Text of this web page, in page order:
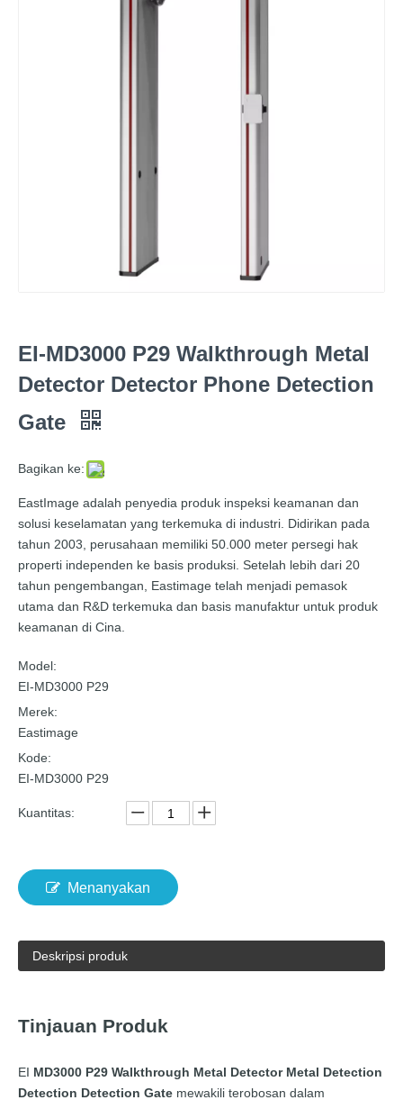
EI-MD3000 P29 Walkthrough Metal
Detector Detector Phone Detection
Gate
Bagikan ke:
EastImage adalah penyedia produk inspeksi keamanan dan
solusi keselamatan yang terkemuka di industri. Didirikan pada
tahun 2003, perusahaan memiliki 50.000 meter persegi hak
properti independen ke basis produksi. Setelah lebih dari 20
tahun pengembangan, Eastimage telah menjadi pemasok
utama dan R&D terkemuka dan basis manufaktur untuk produk
keamanan di Cina.
Model:
EI-MD3000 P29
Merek:
Eastimage
Kode:
EI-MD3000 P29
Kuantitas:
Menanyakan
Deskripsi produk
Tinjauan Produk
EI MD3000 P29 Walkthrough Metal Detector Metal Detection
Detection Detection Gate mewakili terobosan dalam